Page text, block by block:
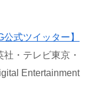
公式ツイッター】
・テレビ東京・
Entertainment